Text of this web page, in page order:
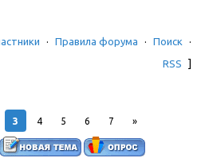
· Правила форума · Поиск
·
RSS
]
3 4 5 6 7 »